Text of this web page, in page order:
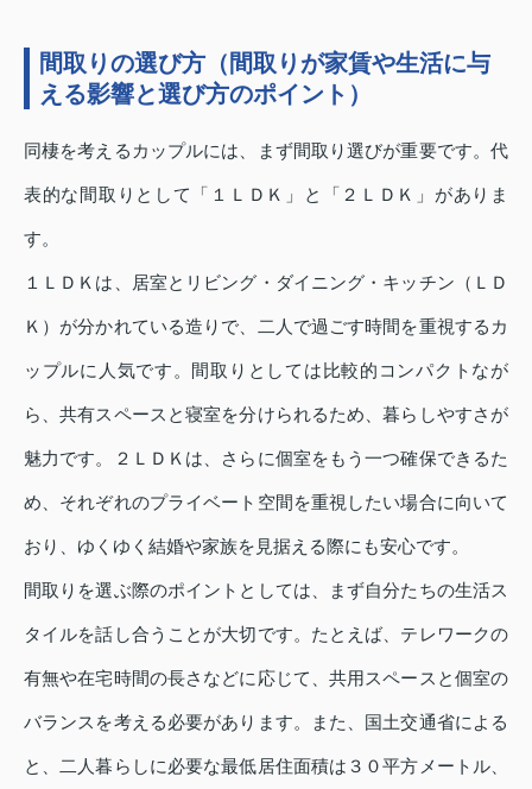
間取りの選び方（間取りが家賃や生活に与
える影響と選び方のポイント）
同棲を考えるカップルには、まず間取り選びが重要です。代
表的な間取りとして「１ＬＤＫ」と「２ＬＤＫ」がありま
す。
１ＬＤＫは、居室とリビング・ダイニング・キッチン（ＬＤ
Ｋ）が分かれている造りで、二人で過ごす時間を重視するカ
ップルに人気です。間取りとしては比較的コンパクトなが
ら、共有スペースと寝室を分けられるため、暮らしやすさが
魅力です。２ＬＤＫは、さらに個室をもう一つ確保できるた
め、それぞれのプライベート空間を重視したい場合に向いて
おり、ゆくゆく結婚や家族を見据える際にも安心です。
間取りを選ぶ際のポイントとしては、まず自分たちの生活ス
タイルを話し合うことが大切です。たとえば、テレワークの
有無や在宅時間の長さなどに応じて、共用スペースと個室の
バランスを考える必要があります。また、国土交通省による
と、二人暮らしに必要な最低居住面積は３０平方メートル、